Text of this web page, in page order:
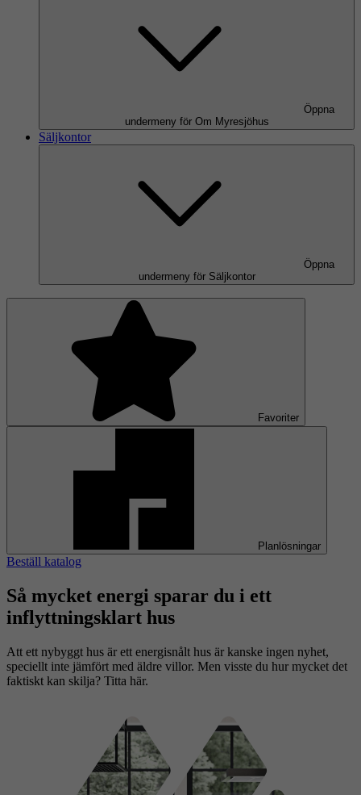
Öppna
undermeny för Om Myresjöhus
Säljkontor
Öppna
undermeny för Säljkontor
Favoriter
Planlösningar
Beställ katalog
Så mycket energi sparar du i ett
inflyttningsklart hus
Att ett nybyggt hus är ett energisnålt hus är kanske ingen nyhet,
speciellt inte jämfört med äldre villor. Men visste du hur mycket det
faktiskt kan skilja? Titta här.